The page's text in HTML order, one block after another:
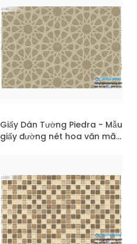
Giấy Dán Tường Piedra - Mẫu
giấy đường nét hoa văn mã